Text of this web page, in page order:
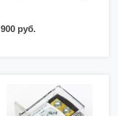
900 руб.